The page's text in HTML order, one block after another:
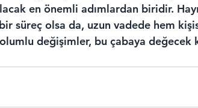
en önemli adımlardan biridir.
süreç olsa da, uzun vadede hem
değişimler, bu çabaya değecek